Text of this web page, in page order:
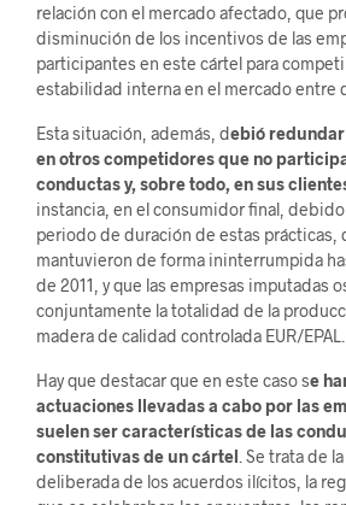
relación con el mercado afectado, que
disminución de los incentivos de las
participantes en este cártel para
estabilidad interna en el mercado entre
Esta situación, además, debió
en otros competidores que no
conductas y, sobre todo, en sus
instancia, en el consumidor final,
periodo de duración de estas prácticas,
mantuvieron de forma ininterrumpida
de 2011, y que las empresas imputadas
conjuntamente la totalidad de la
madera de calidad controlada EUR/EPAL.
Hay que destacar que en este caso se
actuaciones llevadas a cabo por las
suelen ser características de las
constitutivas de un cártel . Se trata de
deliberada de los acuerdos ilícitos, la